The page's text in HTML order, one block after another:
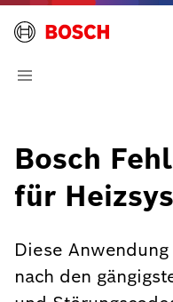
Bosch
für
Diese
nach den